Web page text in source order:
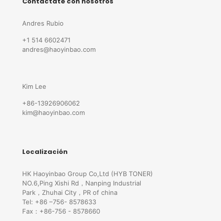
Andres Rubio
+1 514 6602471
andres@haoyinbao.com
Kim Lee
+86-13926906062
kim@haoyinbao.com
Localización
HK Haoyinbao Group Co,Ltd (HYB TONER)
NO.6,Ping Xishi Rd，Nanping Industrial
Park，Zhuhai City，PR of china
Tel: +86 –756- 8578633
Fax：+86-756 - 8578660